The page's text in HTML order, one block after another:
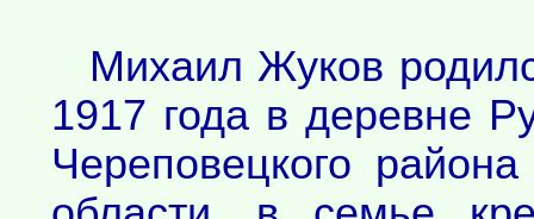
Михаил Жуков
1917 года в деревне
Череповецкого